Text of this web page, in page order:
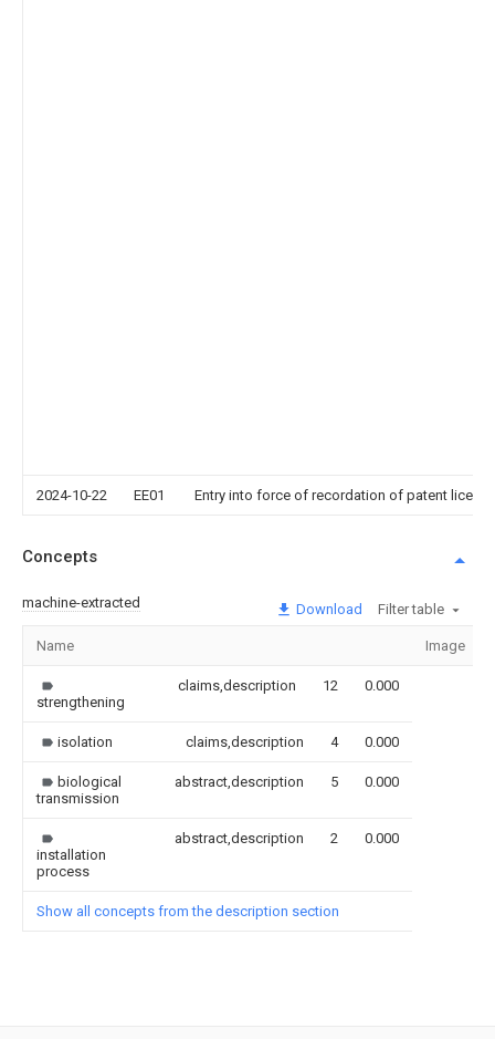
2024-10-22 EE01 Entry into force of recordation of patent
Concepts
machine-extracted Download Filter table
Name Image
strengthening
claims,description 12 0.000
isolation claims,description 4 0.000
biological
transmission
abstract,description 5 0.000
installation
process
abstract,description 2 0.000
Show all concepts from the description section